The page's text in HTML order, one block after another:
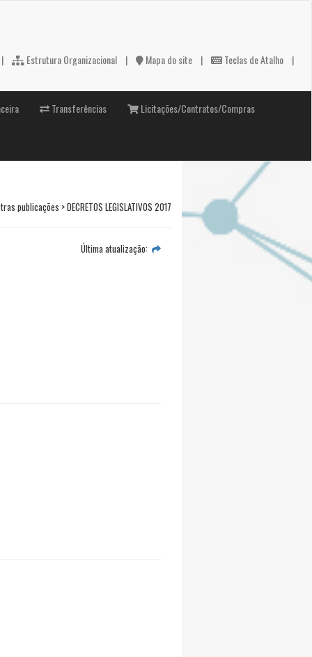
Estrutura Organizacional| Mapa do site| Teclas de Atalho|
Transferências Licitações/Contratos/Compras
publicações > DECRETOS LEGISLATIVOS 2017
Última atualização: